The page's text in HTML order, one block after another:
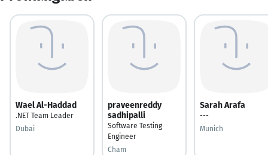
Wael Al-Haddad
.NET Team Leader
Dubai
praveenreddy
sadhipalli
Software Testing
Engineer
Cham
Sarah Arafa
---
Munich